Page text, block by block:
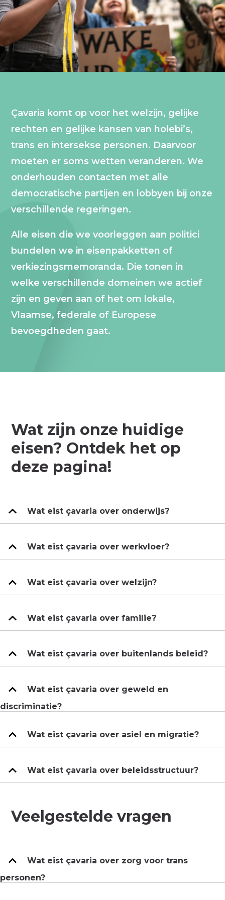
Çavaria komt op voor het welzijn, gelijke
rechten en gelijke kansen van holebi’s,
trans en intersekse personen. Daarvoor
moeten er soms wetten veranderen. We
onderhouden contacten met alle
democratische partijen en lobbyen bij onze
verschillende regeringen.
Alle eisen die we voorleggen aan politici
bundelen we in eisenpakketten of
verkiezingsmemoranda. Die tonen in
welke verschillende domeinen we actief
zijn en geven aan of het om lokale,
Vlaamse, federale of Europese
bevoegdheden gaat.
Wat zijn onze huidige
eisen? Ontdek het op
deze pagina!
Wat eist çavaria over onderwijs?
Wat eist çavaria over werkvloer?
Wat eist çavaria over welzijn?
Wat eist çavaria over familie?
Wat eist çavaria over buitenlands beleid?
Wat eist çavaria over geweld en
discriminatie?
Wat eist çavaria over asiel en migratie?
Wat eist çavaria over beleidsstructuur?
Veelgestelde vragen
Wat eist çavaria over zorg voor trans
personen?